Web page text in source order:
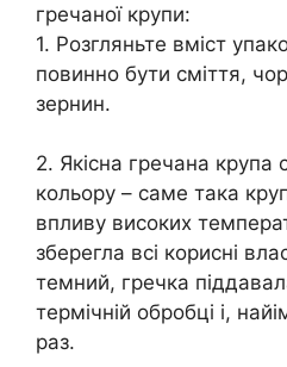
гречаної крупи:
1. Розгляньте вміст
повинно бути сміття,
зернин.
2. Якісна гречана крупа
кольору – саме така
впливу високих
зберегла всі корисні
темний, гречка
термічній обробці і,
раз.